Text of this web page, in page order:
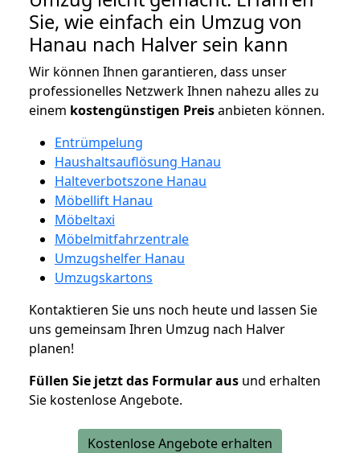
Sie, wie einfach ein Umzug von
Hanau nach Halver sein kann
Wir können Ihnen garantieren, dass unser
professionelles Netzwerk Ihnen nahezu alles zu
einem kostengünstigen Preisanbieten können.
Entrümpelung
Haushaltsauflösung Hanau
Halteverbotszone Hanau
Möbellift Hanau
Möbeltaxi
Möbelmitfahrzentrale
Umzugshelfer Hanau
Umzugskartons
Kontaktieren Sie uns noch heute und lassen Sie
uns gemeinsam Ihren Umzug nach Halver
planen!
Füllen Sie jetzt das Formular aus und erhalten
Sie kostenlose Angebote.
Kostenlose Angebote erhalten